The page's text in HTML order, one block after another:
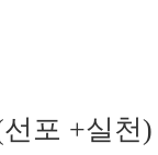
포 +실천)